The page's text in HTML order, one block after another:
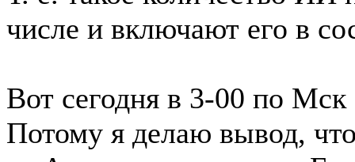
числе и включают его в
Вот сегодня в 3-00 по
Потому я делаю вывод,